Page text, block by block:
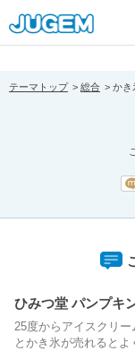
[pear_error:
prefix="" info=""]
テーマトップ 総合 かき
ひみつ堂 パンプキ
25度からアイスクリ
とかき氷が売れると